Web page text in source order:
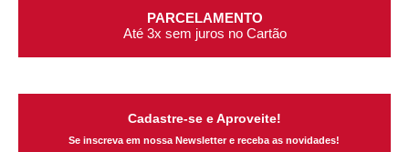
PARCELAMENTO
Até 3x sem juros no Cartão
Cadastre-se e Aproveite!
Se inscreva em nossa Newsletter e receba as novidades!